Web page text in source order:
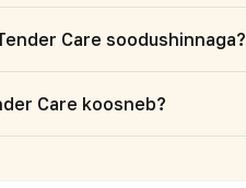
Care soodushinnaga?
Care koosneb?